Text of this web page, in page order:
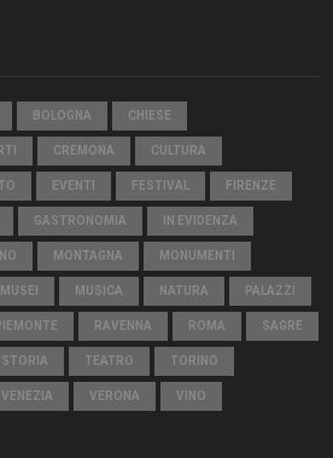
BOLOGNA CHIESE
CREMONA CULTURA
EVENTI FESTIVAL FIRENZE
GASTRONOMIA IN EVIDENZA
MONTAGNA MONUMENTI
MUSEI MUSICA NATURA PALAZZI
RAVENNA ROMA SAGRE
STORIA TEATRO TORINO
VENEZIA VERONA VINO